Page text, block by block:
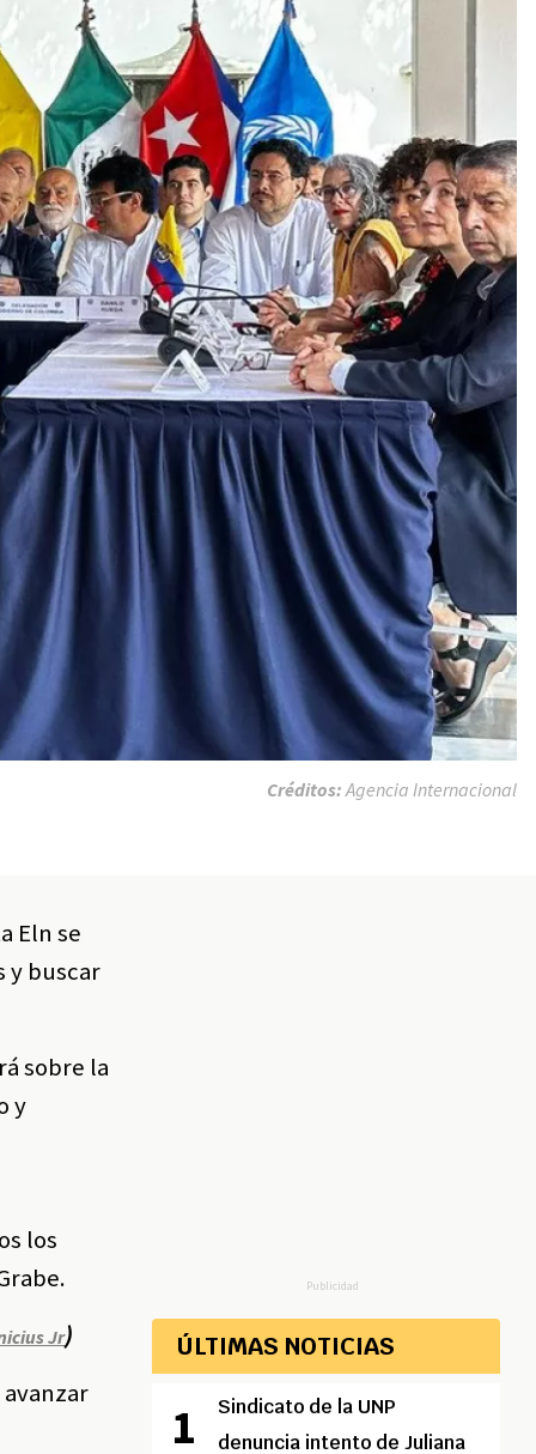
Créditos: Agencia Internacional
Eln se
y buscar
sobre la
y
los
Jr)
Publicidad
ÚLTIMAS NOTICIAS
Sindicato de la UNP
denuncia intento de Juliana